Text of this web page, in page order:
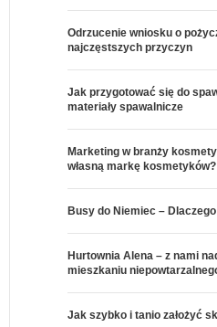
Odrzucenie wniosku o
najczęstszych przyczyn
Jak przygotować się do
materiały spawalnicze
Marketing w branży
własną markę kosmetyków?
Busy do Niemiec –
Hurtownia Alena – z nami
mieszkaniu
Jak szybko i tanio założyć